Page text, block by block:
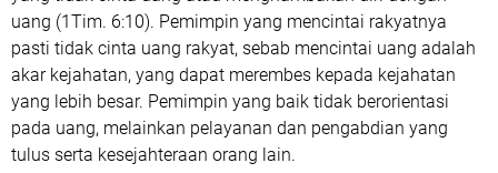
uang (1Tim. 6:10). Pemimpin yang mencintai rakyatnya
pasti tidak cinta uang rakyat, sebab mencintai uang adalah
akar kejahatan, yang dapat merembes kepada kejahatan
yang lebih besar. Pemimpin yang baik tidak berorientasi
pada uang, melainkan pelayanan dan pengabdian yang
tulus serta kesejahteraan orang lain.